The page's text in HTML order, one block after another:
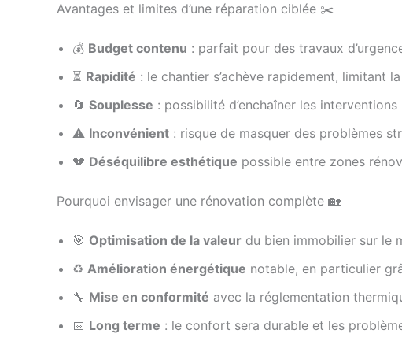
Avantages et limites d’une réparation ciblée ✂️
💰 Budget contenu : parfait pour des travaux
⏳ Rapidité : le chantier s’achève rapidement, limitant
🔄 Souplesse : possibilité d’enchaîner les interventions
⚠️ Inconvénient : risque de masquer des problèmes
💔 Déséquilibre esthétique possible entre zones
Pourquoi envisager une rénovation complète 🏡
🎯 Optimisation de la valeur du bien immobilier sur le
♻️ Amélioration énergétique notable, en particulier
🔧 Mise en conformité avec la réglementation
📅 Long terme : le confort sera durable et les